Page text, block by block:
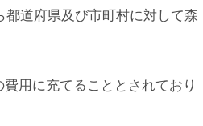
道府県及び市町村に対して森
用に充てることとされており